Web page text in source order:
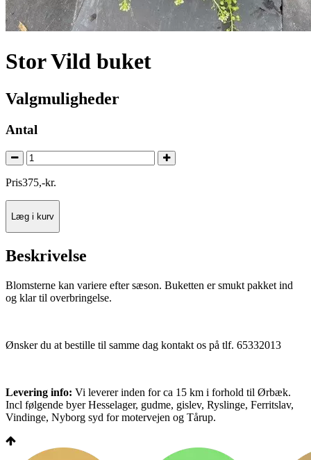
Stor Vild buket
Valgmuligheder
Antal
Pris375,-kr.
Læg i kurv
Beskrivelse
Blomsterne kan variere efter sæson. Buketten er smukt pakket ind
og klar til overbringelse.
Ønsker du at bestille til samme dag kontakt os på tlf. 65332013
Levering info: Vi leverer inden for ca 15 km i forhold til Ørbæk.
Incl følgende byer Hesselager, gudme, gislev, Ryslinge, Ferritslav,
Vindinge, Nyborg syd for motervejen og Tårup.